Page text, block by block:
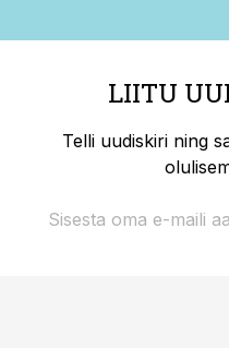
LIITU
Telli uudiskiri ning